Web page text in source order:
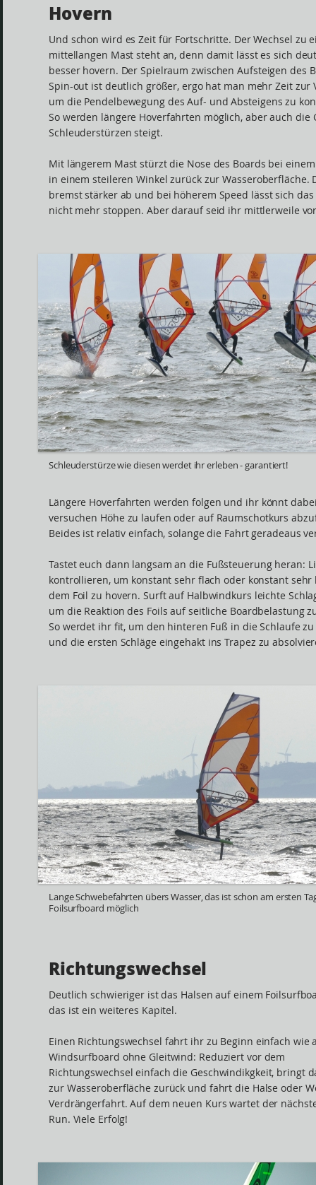
Hovern
Und schon wird es Zeit für Fortschritte. Der Wechsel zu
mittellangen Mast steht an, denn damit lässt es sich
besser hovern. Der Spielraum zwischen Aufsteigen des
Spin-out ist deutlich größer, ergo hat man mehr Zeit zur
um die Pendelbewegung des Auf- und Absteigens zu
So werden längere Hoverfahrten möglich, aber auch die
Schleuderstürzen steigt.
Mit längerem Mast stürzt die Nose des Boards bei
in einem steileren Winkel zurück zur Wasseroberfläche.
bremst stärker ab und bei höherem Speed lässt sich
nicht mehr stoppen. Aber darauf seid ihr mittlerweile
Schleuderstürze wie diesen werdet ihr erleben - garantiert!
Längere Hoverfahrten werden folgen und ihr könnt
versuchen Höhe zu laufen oder auf Raumschotkurs
Beides ist relativ einfach, solange die Fahrt geradeaus
Tastet euch dann langsam an die Fußsteuerung heran:
kontrollieren, um konstant sehr flach oder konstant sehr
dem Foil zu hovern. Surft auf Halbwindkurs leichte
um die Reaktion des Foils auf seitliche Boardbelastung
So werdet ihr fit, um den hinteren Fuß in die Schlaufe zu
und die ersten Schläge eingehakt ins Trapez zu
Lange Schwebefahrten übers Wasser, das ist schon am ersten
Foilsurfboard möglich
Richtungswechsel
Deutlich schwieriger ist das Halsen auf einem
das ist ein weiteres Kapitel.
Einen Richtungswechsel fahrt ihr zu Beginn einfach wie
Windsurfboard ohne Gleitwind: Reduziert vor dem
Richtungswechsel einfach die Geschwindikgkeit, bringt
zur Wasseroberfläche zurück und fahrt die Halse oder
Verdrängerfahrt. Auf dem neuen Kurs wartet der
Run. Viele Erfolg!